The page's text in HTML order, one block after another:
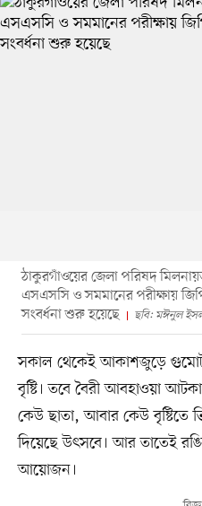
ঠাকুরগাঁওয়ের জেলা পরিষদ
এসএসসি ও সমমানের পরীক্ষায়
সংবর্ধনা শুরু হয়েছে
ছবি: মঈনুল
সকাল থেকেই আকাশজুড়ে গুমোট
বৃষ্টি। তবে বৈরী আবহাওয়া
কেউ ছাতা, আবার কেউ বৃষ্টিতে
দিয়েছে উৎসবে। আর তাতেই
আয়োজন।